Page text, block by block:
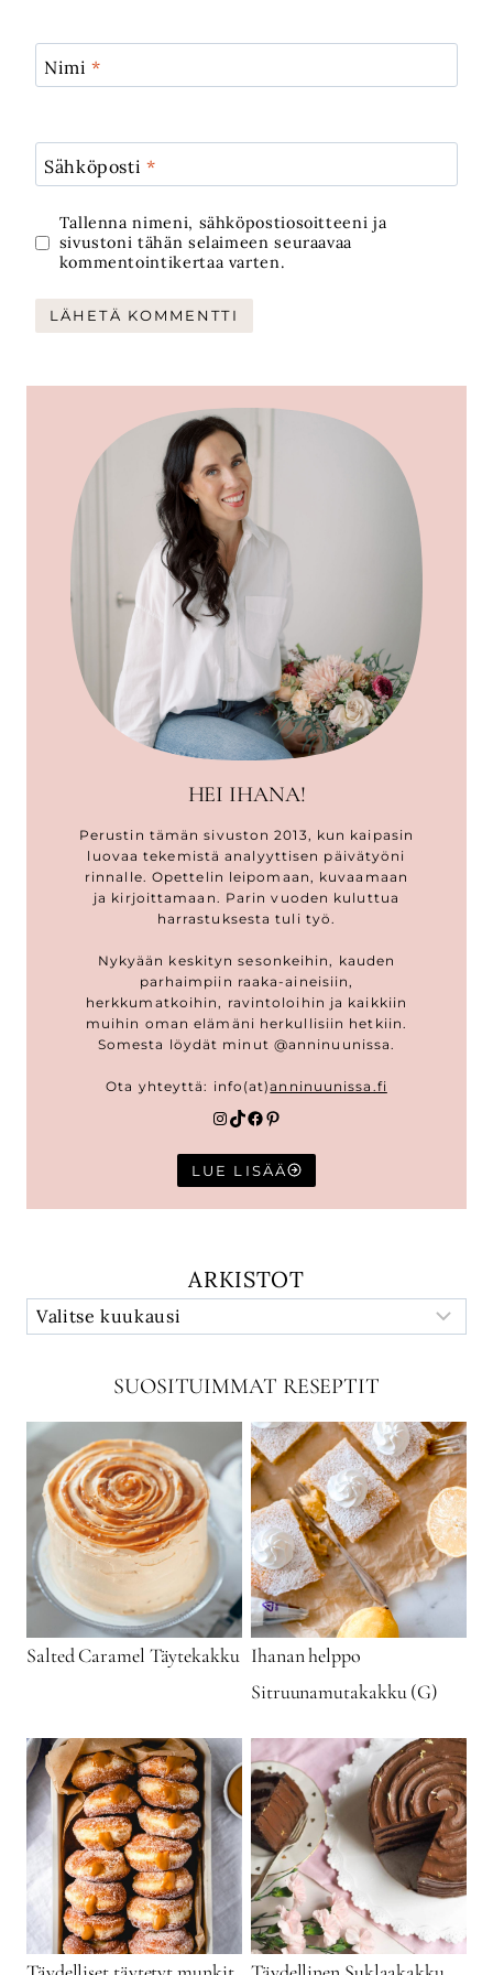
Nimi*
Sähköposti*
Tallenna nimeni, sähköpostiosoitteeni ja
sivustoni tähän selaimeen seuraavaa
kommentointikertaa varten.
HEI IHANA!
Perustin tämän sivuston 2013, kun kaipasin
luovaa tekemistä analyyttisen päivätyöni
rinnalle. Opettelin leipomaan, kuvaamaan
ja kirjoittamaan. Parin vuoden kuluttua
harrastuksesta tuli työ.
Nykyään keskityn sesonkeihin, kauden
parhaimpiin raaka-aineisiin,
herkkumatkoihin, ravintoloihin ja kaikkiin
muihin oman elämäni herkullisiin hetkiin.
Somesta löydät minut @anninuunissa.
Ota yhteyttä: info(at)anninuunissa.fi
Instagram
TikTok
Facebook
Pinterest
LUE LISÄÄ
ARKISTOT
SUOSITUIMMAT RESEPTIT
Salted Caramel Täytekakku Ihanan helppo
Sitruunamutakakku (G)